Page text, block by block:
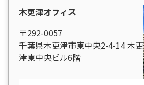
木更津オフィス
〒292-0057
千葉県木更津市東中央2-4-14 木更
津東中央ビル6階